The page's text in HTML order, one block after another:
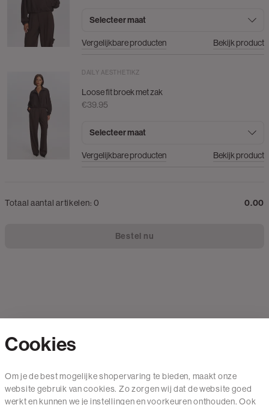
Selecteer maat
Vergelijkbare producten Bekijk product
DAILY AESTHETIKZ
Loose fit broek met zak
€39.95
Selecteer maat
Vergelijkbare producten Bekijk product
Totaal aantal artikelen:0 0.00
Bestel nu
Mail ons
Cookies
Om je de best mogelijke shopervaring te bieden, maakt onze
website gebruik van cookies. Zo zorgen wij dat de website goed
werkt en kunnen we je instellingen en voorkeuren onthouden. Ook